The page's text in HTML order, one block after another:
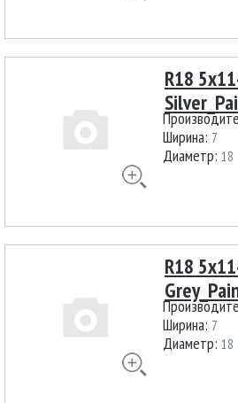
R18
Ширина: 7
Диаметр: 18
R18
Ширина: 7
Диаметр: 18